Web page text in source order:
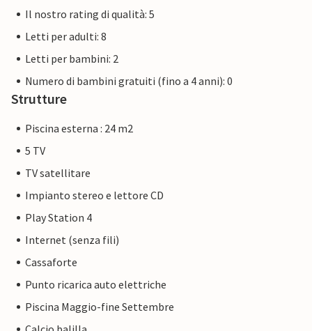
Il nostro rating di qualità: 5
Letti per adulti: 8
Letti per bambini: 2
Numero di bambini gratuiti (fino a 4 anni): 0
Strutture
Piscina esterna : 24 m2
5 TV
TV satellitare
Impianto stereo e lettore CD
Play Station 4
Internet (senza fili)
Cassaforte
Punto ricarica auto elettriche
Piscina Maggio-fine Settembre